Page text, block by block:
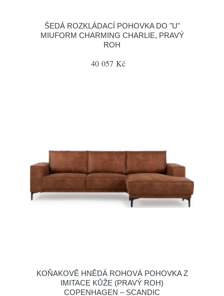
ŠEDÁ ROZKLÁDACÍ POHOVKA DO "U"
MIUFORM CHARMING CHARLIE, PRAVÝ
ROH
40 057 Kč
KOŇAKOVĚ HNĚDÁ ROHOVÁ POHOVKA Z
IMITACE KŮŽE (PRAVÝ ROH)
COPENHAGEN – SCANDIC